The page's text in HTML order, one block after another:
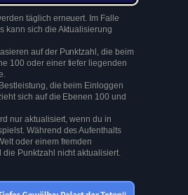
täglich erneuert. Im Falle
kann sich die Aktualisierung
auf der Punktzahl, die beim
100 oder einer tiefer liegenden
die beim Einloggen
sich auf die Ebenen 100 und
nur aktualisiert, wenn du in
Während des Aufenthalts
oder einem fremden
die Punktzahl nicht aktualisiert.